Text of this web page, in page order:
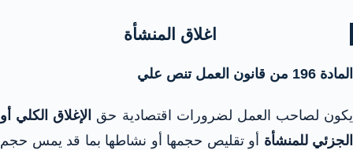
اغلاق المنشأة
المادة 196 من قانون العمل تنص علي
يكون لصاحب العمل لضرورات اقتصادية حق الإغلاق الكلي أو
الجزئي للمنشأة أو تقليص حجمها أو نشاطها بما قد يمس حجم